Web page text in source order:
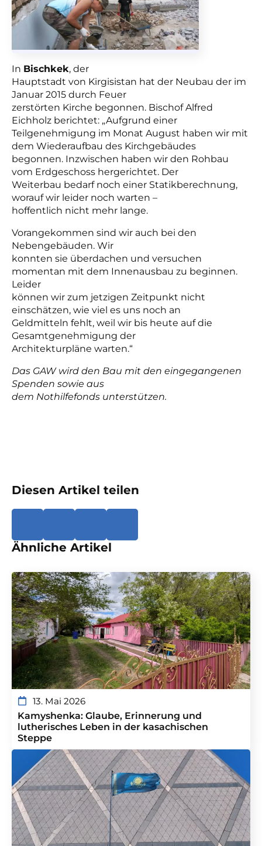
In Bischkek, der
Hauptstadt von Kirgisistan hat der Neubau der im
Januar 2015 durch Feuer
zerstörten Kirche begonnen. Bischof Alfred
Eichholz berichtet: „Aufgrund einer
Teilgenehmigung im Monat August haben wir mit
dem Wiederaufbau des Kirchgebäudes
begonnen. Inzwischen haben wir den Rohbau
vom Erdgeschoss hergerichtet. Der
Weiterbau bedarf noch einer Statikberechnung,
worauf wir leider noch warten –
hoffentlich nicht mehr lange.
Vorangekommen sind wir auch bei den
Nebengebäuden. Wir
konnten sie überdachen und versuchen
momentan mit dem Innenausbau zu beginnen.
Leider
können wir zum jetzigen Zeitpunkt nicht
einschätzen, wie viel es uns noch an
Geldmitteln fehlt, weil wir bis heute auf die
Gesamtgenehmigung der
Architekturpläne warten.“
Das GAW wird den Bau mit den eingegangenen
Spenden sowie aus
dem Nothilfefonds unterstützen.
Diesen Artikel teilen
Ähnliche Artikel
13. Mai 2026
Kamyshenka: Glaube, Erinnerung und
lutherisches Leben in der kasachischen
Steppe